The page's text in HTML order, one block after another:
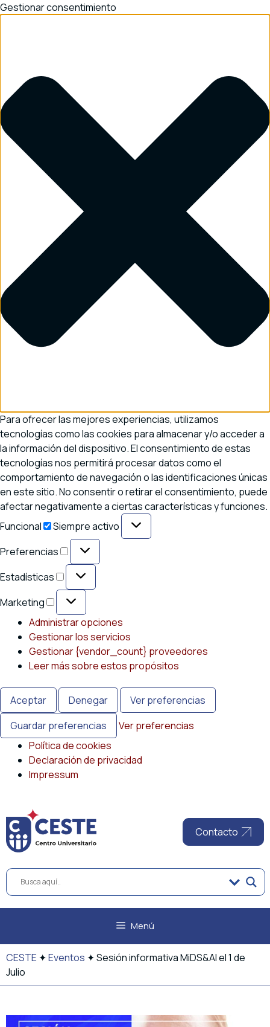
Gestionar consentimiento
Para ofrecer las mejores experiencias, utilizamos
tecnologías como las cookies para almacenar y/o acceder a
la información del dispositivo. El consentimiento de estas
tecnologías nos permitirá procesar datos como el
comportamiento de navegación o las identificaciones únicas
en este sitio. No consentir o retirar el consentimiento, puede
afectar negativamente a ciertas características y funciones.
Funcional
Funcional
Siempre activo
Preferencias
Preferencias
Estadísticas Estadísticas
Marketing
Marketing
Administrar opciones
Gestionar los servicios
Gestionar {vendor_count} proveedores
Leer más sobre estos propósitos
Aceptar Denegar
Ver preferencias
Guardar preferencias
Ver preferencias
Política de cookies
Declaración de privacidad
Impressum
al
contenido
Contacto
Menú
CESTE ✦Eventos ✦Sesión informativa MiDS&AI el 1 de
Julio